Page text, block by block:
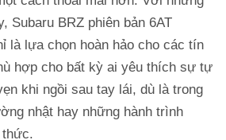
Subaru BRZ phiên bản 6AT
là lựa chọn hoàn hảo cho các tín
hợp cho bất kỳ ai yêu thích sự tự
khi ngồi sau tay lái, dù là trong
nhật hay những hành trình
thức.